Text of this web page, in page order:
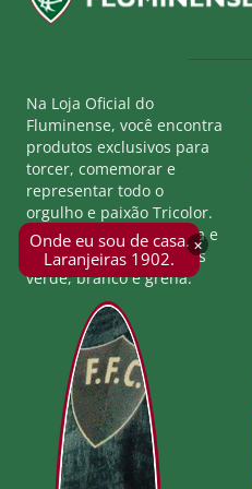
×
Onde eu sou de casa.
Laranjeiras 1902.
Na Loja Oficial do
Fluminense, você encontra
produtos exclusivos para
torcer, comemorar e
representar todo o
orgulho e paixão Tricolor.
Seja parte desta história e
mostre a força das cores
verde, branco e grená.